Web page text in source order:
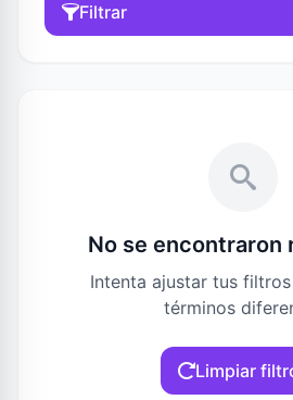
Filtrar
No se encontraron
Intenta ajustar tus
términos
Limpiar